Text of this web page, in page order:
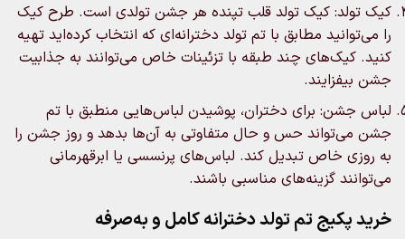
کیک تولد: کیک تولد قلب تپنده هر جشن تولدی است. طرح کیک
را می‌توانید مطابق با تم تولد دخترانه‌ای که انتخاب کرده‌اید تهیه
کنید. کیک‌های چند طبقه با تزئینات خاص می‌توانند به جذابیت
جشن بیفزایند.
لباس جشن: برای دختران، پوشیدن لباس‌هایی منطبق با تم
جشن می‌تواند حس و حال متفاوتی به آن‌ها بدهد و روز جشن را
به روزی خاص تبدیل کند. لباس‌های پرنسسی یا ابرقهرمانی
می‌توانند گزینه‌های مناسبی باشند.
خرید پکیج‌ تم تولد دخترانه کامل و به‌‌صرفه